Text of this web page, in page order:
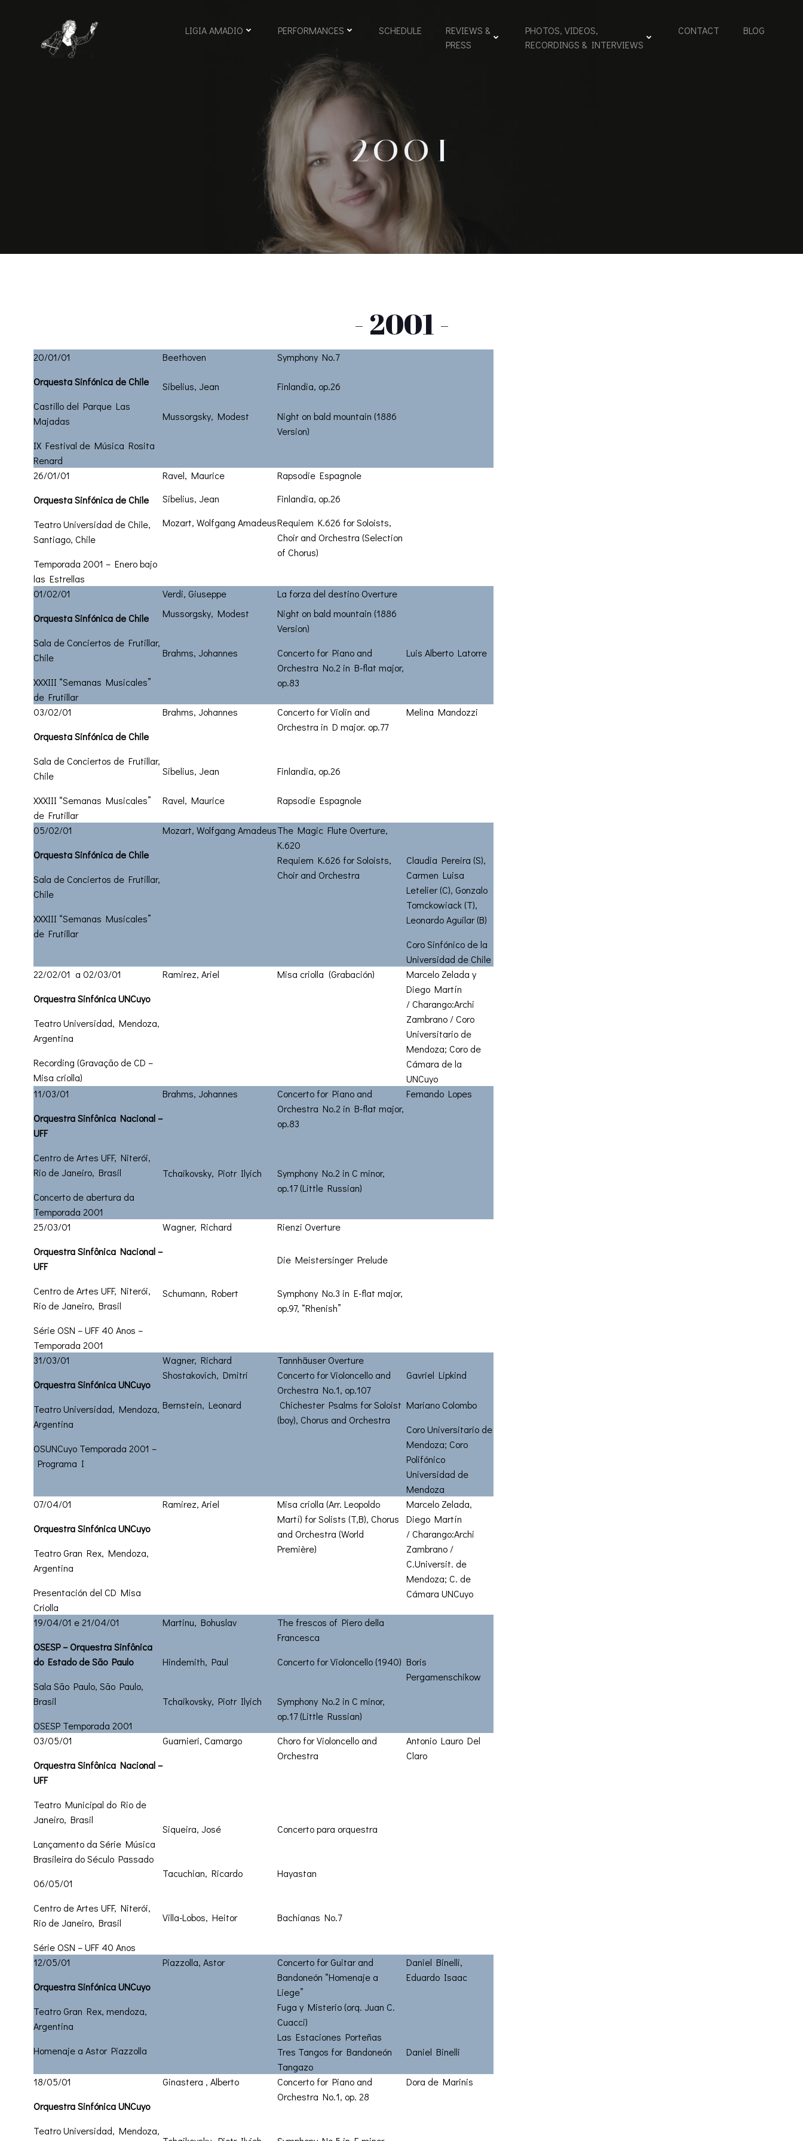
LIGIA AMADIO PERFORMANCES SCHEDULE
REVIEWS &
PRESS
PHOTOS, VIDEOS,
RECORDINGS & INTERVIEWS
CONTACT BLOG
2001
- 2001 -
20/01/01
Orquesta Sinfónica de Chile
Castillo del Parque Las
Majadas
IX Festival de Música Rosita
Renard
Beethoven Symphony No.7
Sibelius, Jean Finlandia, op.26
Mussorgsky, Modest
Night on bald mountain (1886
Version)
26/01/01
Orquesta Sinfónica de Chile
Teatro Universidad de Chile,
Santiago, Chile
Temporada 2001 – Enero bajo
las Estrellas
Ravel, Maurice
Rapsodie Espagnole
Sibelius, Jean
Finlandia, op.26
Mozart, Wolfgang AmadeusRequiem K.626 for Soloists,
Choir and Orchestra (Selection
of Chorus)
01/02/01
Orquesta Sinfónica de Chile
Sala de Conciertos de Frutillar,
Chile
XXXIII “Semanas Musicales”
de Frutillar
Verdi, Giuseppe
La forza del destino Overture
Mussorgsky, Modest
Night on bald mountain (1886
Version)
Brahms, Johannes
Concerto for Piano and
Orchestra No.2 in B-flat major,
op.83
Luis Alberto Latorre
03/02/01
Orquesta Sinfónica de Chile
Sala de Conciertos de Frutillar,
Chile
XXXIII “Semanas Musicales”
de Frutillar
Brahms, Johannes
Concerto for Violin and
Orchestra in D major. op.77
Melina Mandozzi
Sibelius, Jean Finlandia, op.26
Ravel, Maurice Rapsodie Espagnole
05/02/01
Orquesta Sinfónica de Chile
Sala de Conciertos de Frutillar,
Chile
XXXIII “Semanas Musicales”
de Frutillar
Mozart, Wolfgang AmadeusThe Magic Flute Overture,
K.620
Requiem K.626 for Soloists,
Choir and Orchestra
Claudia Pereira (S),
Carmen Luisa
Letelier (C), Gonzalo
Tomckowiack (T),
Leonardo Aguilar (B)
Coro Sinfónico de la
Universidad de Chile
22/02/01 a 02/03/01
Orquestra Sinfónica UNCuyo
Teatro Universidad, Mendoza,
Argentina
Recording (Gravação de CD –
Misa criolla)
Ramirez, Ariel Misa criolla (Grabación)
Marcelo Zelada y
Diego Martín
/Charango:Archi
Zambrano / Coro
Universitario de
Mendoza; Coro de
Cámara de la
UNCuyo
11/03/01
Orquestra Sinfônica Nacional –
UFF
Centro de Artes UFF, Niterói,
Rio de Janeiro, Brasil
Concerto de abertura da
Temporada 2001
Brahms, Johannes
Concerto for Piano and
Orchestra No.2 in B-flat major,
op.83
Fernando Lopes
Tchaikovsky, Piotr Ilyich
Symphony No.2 in C minor,
op.17 (Little Russian)
25/03/01
Orquestra Sinfônica Nacional –
UFF
Centro de Artes UFF, Niterói,
Rio de Janeiro, Brasil
Série OSN – UFF 40 Anos –
Temporada 2001
Wagner, Richard Rienzi Overture
Die Meistersinger Prelude
Schumann, Robert
Symphony No.3 in E-flat major,
op.97, “Rhenish”
31/03/01
Orquestra Sinfónica UNCuyo
Teatro Universidad, Mendoza,
Argentina
OSUNCuyo Temporada 2001 –
Programa I
Wagner, Richard
Tannhäuser Overture
Shostakovich, Dmitri
Concerto for Violoncello and
Orchestra No.1, op.107
Gavriel Lipkind
Bernstein, Leonard
Chichester Psalms for Soloist
(boy), Chorus and Orchestra
Mariano Colombo
Coro Universitario de
Mendoza; Coro
Polifónico
Universidad de
Mendoza
07/04/01
Orquestra Sinfónica UNCuyo
Teatro Gran Rex, Mendoza,
Argentina
Presentación del CD Misa
Criolla
Ramirez, Ariel Misa criolla (Arr. Leopoldo
Martí) for Solists (T,B), Chorus
and Orchestra (World
Première)
Marcelo Zelada,
Diego Martín
/ Charango:Archi
Zambrano /
C.Universit. de
Mendoza; C. de
Cámara UNCuyo
19/04/01 e 21/04/01
OSESP – Orquestra Sinfônica
do Estado de São Paulo
Sala São Paulo, São Paulo,
Brasil
OSESP Temporada 2001
Martinu, Bohuslav
The frescos of Piero della
Francesca
Hindemith, Paul
Concerto for Violoncello (1940) Boris
Pergamenschikow
Tchaikovsky, Piotr Ilyich
Symphony No.2 in C minor,
op.17 (Little Russian)
03/05/01
Orquestra Sinfônica Nacional –
UFF
Teatro Municipal do Rio de
Janeiro, Brasil
Lançamento da Série Música
Brasileira do Século Passado
06/05/01
Centro de Artes UFF, Niterói,
Rio de Janeiro, Brasil
Série OSN – UFF 40 Anos
Guarnieri, Camargo
Choro for Violoncello and
Orchestra
Antonio Lauro Del
Claro
Siqueira, José Concerto para orquestra
Tacuchian, Ricardo Hayastan
Villa-Lobos, Heitor Bachianas No.7
12/05/01
Orquestra Sinfónica UNCuyo
Teatro Gran Rex, mendoza,
Argentina
Homenaje a Astor Piazzolla
Piazzolla, Astor
Concerto for Guitar and
Bandoneón “Homenaje a
Liege”
Daniel Binelli,
Eduardo Isaac
Fuga y Misterio (orq. Juan C.
Cuacci)
Las Estaciones Porteñas
Tres Tangos for Bandoneón
Daniel Binelli
Tangazo
18/05/01
Orquestra Sinfónica UNCuyo
Teatro Universidad, Mendoza,
Ginastera , Alberto
Concerto for Piano and
Orchestra No.1, op. 28
Dora de Marinis